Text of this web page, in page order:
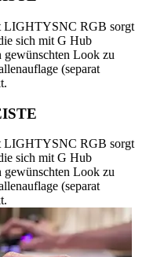
LIGHTYSNC RGB sorgt
sich mit G Hub
gewünschten Look zu
(separat
LIGHTYSNC RGB sorgt
sich mit G Hub
gewünschten Look zu
(separat